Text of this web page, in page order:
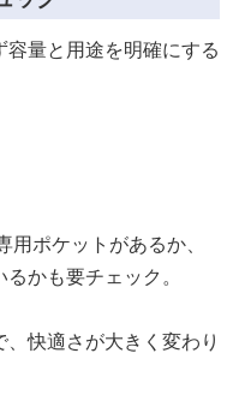
量と用途を明確にする
ポケットがあるか、
かも要チェック。
快適さが大きく変わり